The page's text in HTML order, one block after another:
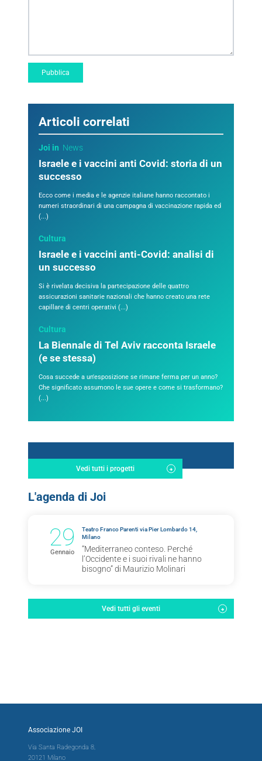
Articoli correlati
Joi in News
Israele e i vaccini anti Covid: storia di un
successo
Ecco come i media e le agenzie italiane hanno raccontato i
numeri straordinari di una campagna di vaccinazione rapida ed
(...)
Cultura
Israele e i vaccini anti-Covid: analisi di
un successo
Si è rivelata decisiva la partecipazione delle quattro
assicurazioni sanitarie nazionali che hanno creato una rete
capillare di centri operativi (...)
Cultura
La Biennale di Tel Aviv racconta Israele
(e se stessa)
Cosa succede a un'esposizione se rimane ferma per un anno?
Che significato assumono le sue opere e come si trasformano?
(...)
Vedi tutti i progetti
L'agenda di Joi
29
Gennaio
Teatro Franco Parenti via Pier Lombardo 14,
Milano
“Mediterraneo conteso. Perché
l’Occidente e i suoi rivali ne hanno
bisogno” di Maurizio Molinari
Vedi tutti gli eventi
Associazione JOI
Via Santa Radegonda 8,
20121 Milano